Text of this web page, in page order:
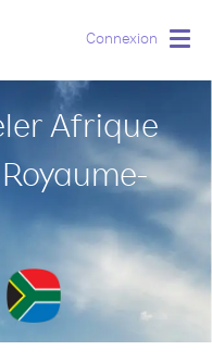
Connexion
Afrique